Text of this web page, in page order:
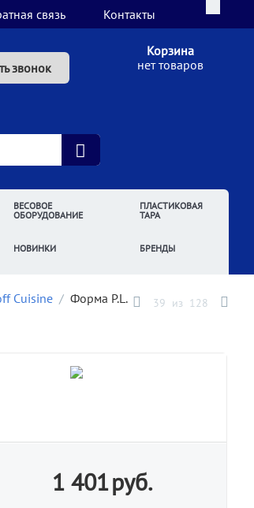
связь Контакты
звонок
Корзина
нет товаров
ВЕСОВОЕ
ОБОРУДОВАНИЕ
ПЛАСТИКОВАЯ
ТАРА
НОВИНКИ БРЕНДЫ
Cuisine / Форма P.L.
39 из 128
1 401руб.